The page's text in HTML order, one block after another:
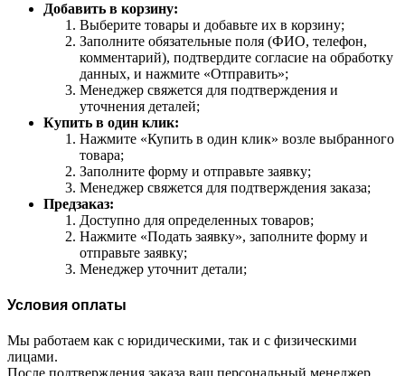
Добавить в корзину:
Выберите товары и добавьте их в корзину;
Заполните обязательные поля (ФИО, телефон,
комментарий), подтвердите согласие на обработку
данных, и нажмите «Отправить»;
Менеджер свяжется для подтверждения и
уточнения деталей;
Купить в один клик:
Нажмите «Купить в один клик» возле выбранного
товара;
Заполните форму и отправьте заявку;
Менеджер свяжется для подтверждения заказа;
Предзаказ:
Доступно для определенных товаров;
Нажмите «Подать заявку», заполните форму и
отправьте заявку;
Менеджер уточнит детали;
Условия оплаты
Мы работаем как с юридическими, так и с физическими
лицами.
После подтверждения заказа ваш персональный менеджер